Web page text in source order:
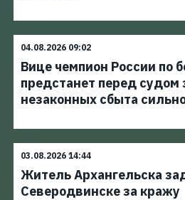
04.08.2026 09:02
Вице чемпион России по
предстанет перед судом
незаконных сбыта
03.08.2026 14:44
Житель Архангельска
Северодвинске за кражу